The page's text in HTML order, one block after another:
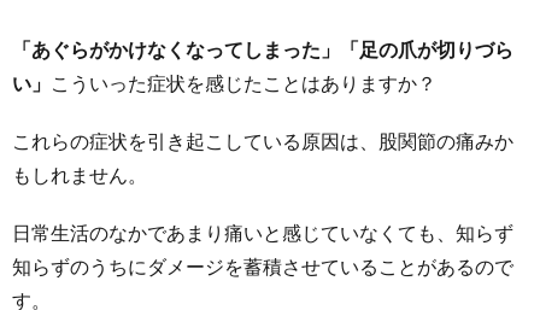
「あぐらがかけなくなってしまった」「足の爪が切りづら
い」
こういった症状を感じたことはありますか？
これらの症状を引き起こしている原因は、股関節の痛みか
もしれません。
日常生活のなかであまり痛いと感じていなくても、知らず
知らずのうちにダメージを蓄積させていることがあるので
す。